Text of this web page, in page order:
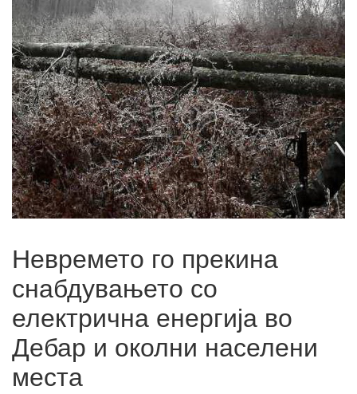
Невремето го прекина
снабдувањето со
електрична енергија во
Дебар и околни населени
места